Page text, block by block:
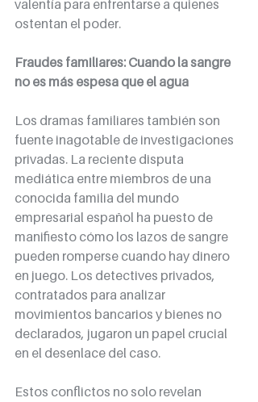
valentía para enfrentarse a quienes
ostentan el poder.
Fraudes familiares: Cuando la sangre
no es más espesa que el agua
Los dramas familiares también son
fuente inagotable de investigaciones
privadas. La reciente disputa
mediática entre miembros de una
conocida familia del mundo
empresarial español ha puesto de
manifiesto cómo los lazos de sangre
pueden romperse cuando hay dinero
en juego. Los detectives privados,
contratados para analizar
movimientos bancarios y bienes no
declarados, jugaron un papel crucial
en el desenlace del caso.
Estos conflictos no solo revelan